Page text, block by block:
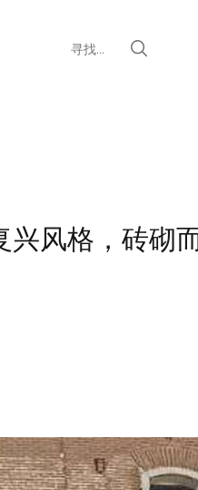
寻找
兴风格，砖砌